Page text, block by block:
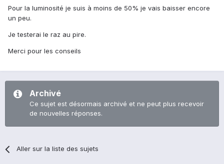
Pour la luminosité je suis à moins de 50% je vais baisser encore
un peu.
Je testerai le raz au pire.
Merci pour les conseils
Archivé
Ce sujet est désormais archivé et ne peut plus recevoir
de nouvelles réponses.
Aller sur la liste des sujets